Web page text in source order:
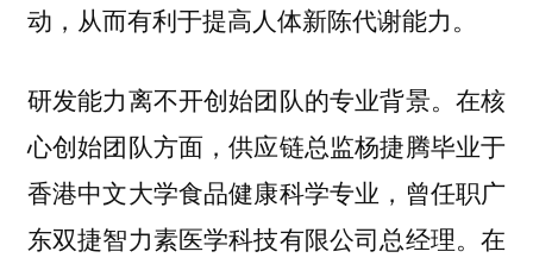
动，从而有利于提高人体新陈代谢能力。
研发能力离不开创始团队的专业背景。在核
心创始团队方面，供应链总监杨捷腾毕业于
香港中文大学食品健康科学专业，曾任职广
东双捷智力素医学科技有限公司总经理。在